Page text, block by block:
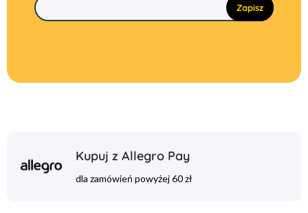
Kupuj z Allegro Pay
dla zamówień powyżej 60 zł